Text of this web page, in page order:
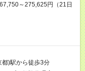
～275,625円（21日
都)駅から徒歩3分